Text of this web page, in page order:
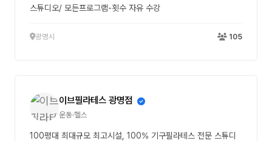
스튜디오/ 모든프로그램-횟수 자유 수강
광명시 105
이브필라테스 광명점
운동·헬스
100평대 최대규모 최고시설, 100% 기구필라테스 전문 스튜디